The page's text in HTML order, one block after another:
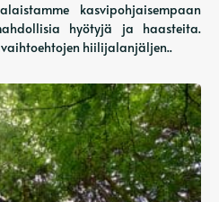
kasvipohjaisempaan
hyötyjä ja haasteita.
hiilijalanjäljen..